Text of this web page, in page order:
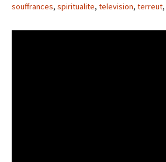
souffrances, spiritualite, television, terreut,